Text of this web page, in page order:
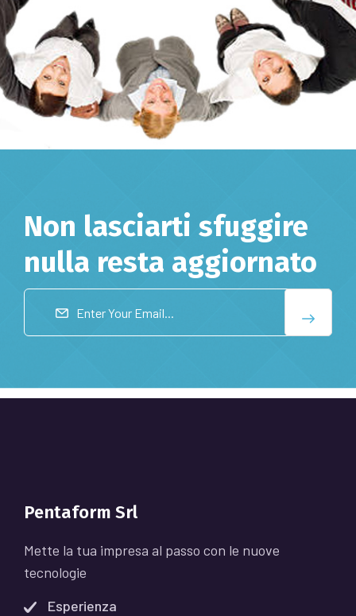
Non lasciarti sfuggire
nulla resta aggiornato
Pentaform Srl
Mette la tua impresa al passo con le nuove
tecnologie
Esperienza